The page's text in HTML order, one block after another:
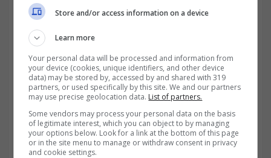
parte dell’Inps dalla giornata di domani 3
dicembre fino al 10 chiaramente dello stesso
mese.
Store and/or access information on a device
Learn more
Your personal data will be processed and information from
your device (cookies, unique identifiers, and other device
data) may be stored by, accessed by and shared with 319
partners, or used specifically by this site. We and our partners
may use precise geolocation data. List of partners.
Some vendors may process your personal data on the basis
of legitimate interest, which you can object to by managing
your options below. Look for a link at the bottom of this page
or in the site menu to manage or withdraw consent in privacy
and cookie settings.